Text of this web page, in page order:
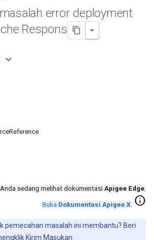
error deployment
Respons
Anda sedang melihat dokumentasi Apigee Edge.
Buka Dokumentasi Apigee X. info
pemecahan masalah ini membantu? Beri
Kirim Masukan